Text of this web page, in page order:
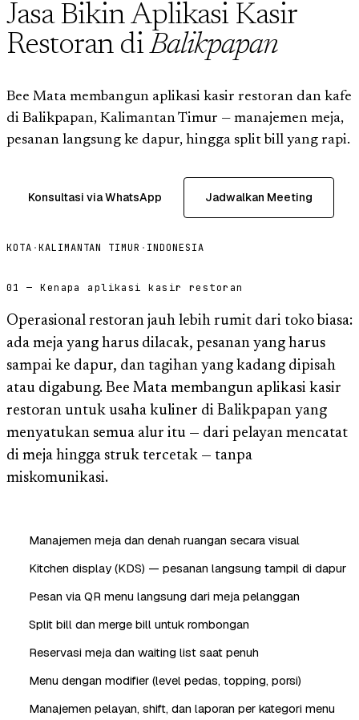
Jasa Bikin Aplikasi Kasir
Restoran diBalikpapan
Bee Mata membangun aplikasi kasir restoran dan kafe
di Balikpapan, Kalimantan Timur — manajemen meja,
pesanan langsung ke dapur, hingga split bill yang rapi.
Konsultasi via WhatsApp Jadwalkan Meeting
KOTA ·KALIMANTAN TIMUR · INDONESIA
01 — Kenapa aplikasi kasir restoran
Operasional restoran jauh lebih rumit dari toko biasa:
ada meja yang harus dilacak, pesanan yang harus
sampai ke dapur, dan tagihan yang kadang dipisah
atau digabung. Bee Mata membangun aplikasi kasir
restoran untuk usaha kuliner di Balikpapan yang
menyatukan semua alur itu — dari pelayan mencatat
di meja hingga struk tercetak — tanpa
miskomunikasi.
Manajemen meja dan denah ruangan secara visual
Kitchen display (KDS) — pesanan langsung tampil di dapur
Pesan via QR menu langsung dari meja pelanggan
Split bill dan merge bill untuk rombongan
Reservasi meja dan waiting list saat penuh
Menu dengan modifier (level pedas, topping, porsi)
Manajemen pelayan, shift, dan laporan per kategori menu